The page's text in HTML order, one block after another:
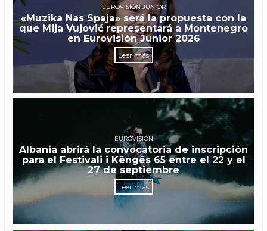
EUROVISIÓN JUNIOR
«Muzika Nas Spaja» será la propuesta con la
que Mija Vujović representará a Montenegro
en Eurovisión Junior 2026
Leer más
EUROVISIÓN
Albania abrirá la convocatoria de inscripción
para el Festivali i Këngës 65 entre el 22 y el
27 de septiembre
Leer más